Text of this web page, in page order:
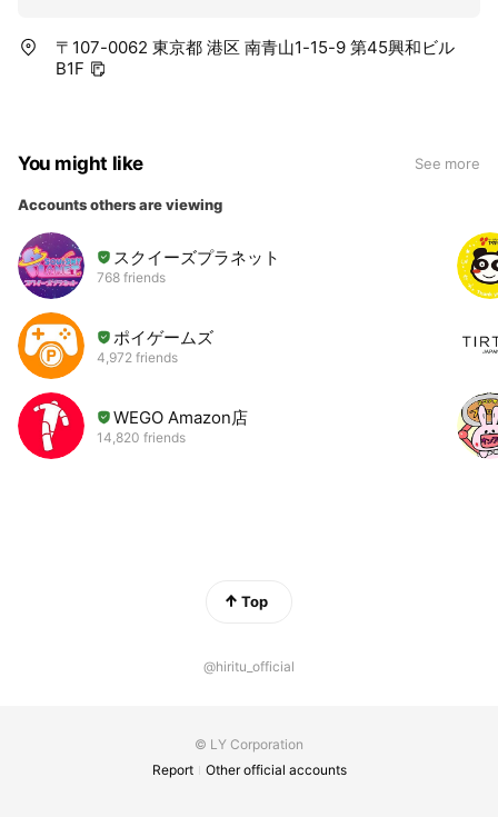
〒107-0062 東京都 港区 南青山1-15-9 第45興和ビル
B1F
You might like See more
Accounts others are viewing
スクイーズプラネット
768 friends
ポイゲームズ
4,972 friends
WEGO Amazon店
14,820 friends
Top
@hiritu_official
© LY Corporation
Report
Other official accounts